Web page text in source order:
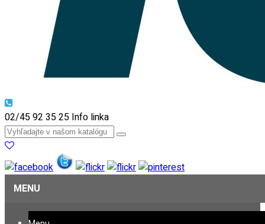
02/45 92 35 25 Info linka
MENU